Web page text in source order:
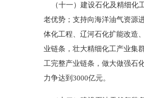
（十一）建设石化及精细化
老优势；支持向海洋油气资源
体化工程、辽河石化扩能改造
业链条，壮大精细化工产业集
工完整产业链条，做大做强石
力争达到3000亿元。